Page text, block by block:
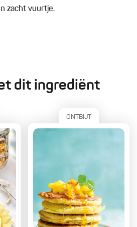
zacht vuurtje.
dit ingrediënt
ONTBIJT